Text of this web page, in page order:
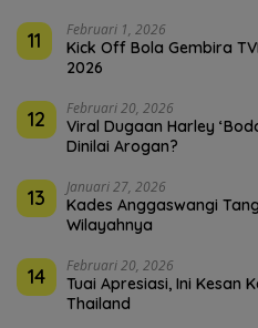
11 Februari 1, 2026
Kick Off Bola Gembira
2026
12 Februari 20, 2026
Viral Dugaan Harley
Dinilai Arogan?
13 Januari 27, 2026
Kades Anggaswangi
Wilayahnya
14 Februari 20, 2026
Tuai Apresiasi, Ini Kesan
Thailand